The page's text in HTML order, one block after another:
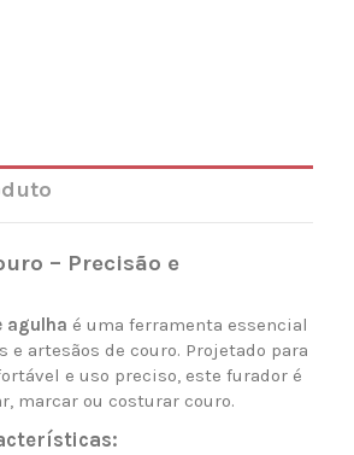
– Precisão e
agulha é uma ferramenta essencial
e artesãos de couro. Projetado para
e uso preciso, este furador é
marcar ou costurar couro.